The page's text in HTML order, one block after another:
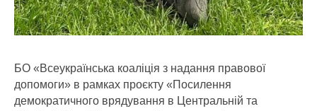
БО «Всеукраїнська коаліція з надання правової
допомоги» в рамках проєкту «Посилення
демократичного врядування в Центральній та